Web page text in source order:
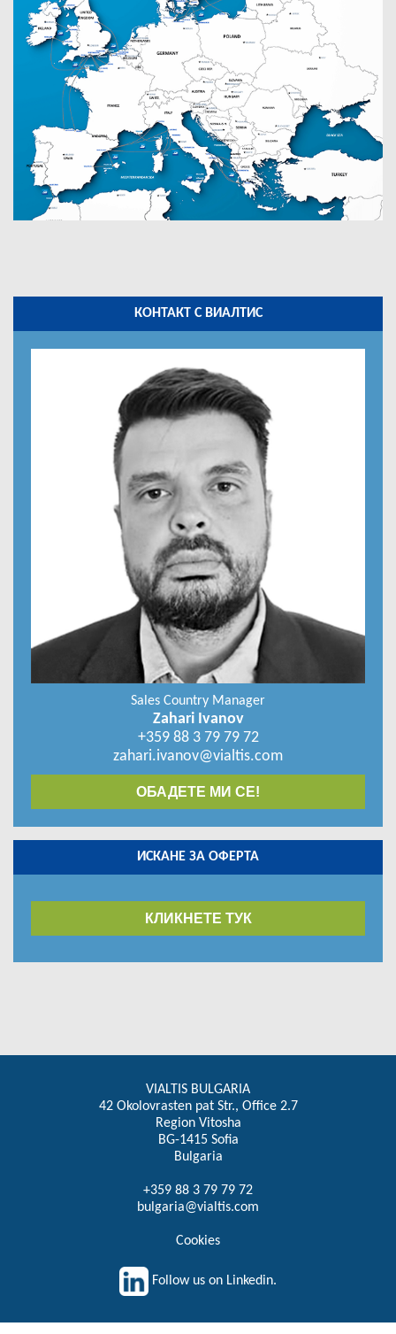
КОНТАКТ С ВИАЛТИС
Sales Country Manager
Zahari Ivanov
+359 88 3 79 79 72
zahari.ivanov@vialtis.com
ОБАДЕТЕ МИ СЕ!
ИСКАНЕ ЗА ОФЕРТА
КЛИКНЕТЕ ТУК
VIALTIS BULGARIA
42 Okolovrasten pat Str., Office 2.7
Region Vitosha
BG-1415 Sofia
Bulgaria
+359 88 3 79 79 72
bulgaria@vialtis.com
Cookies
Follow us on Linkedin.